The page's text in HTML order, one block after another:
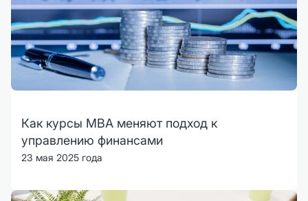
Как курсы MBA меняют подход к
управлению финансами
23 мая 2025 года